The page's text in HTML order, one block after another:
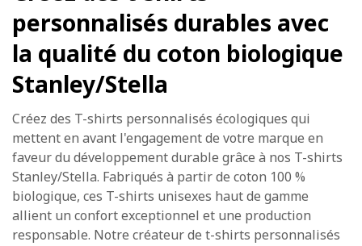
personnalisés durables avec
la qualité du coton biologique
Stanley/Stella
Créez des T-shirts personnalisés écologiques qui
mettent en avant l'engagement de votre marque en
faveur du développement durable grâce à nos T-shirts
Stanley/Stella. Fabriqués à partir de coton 100 %
biologique, ces T-shirts unisexes haut de gamme
allient un confort exceptionnel et une production
responsable. Notre créateur de t-shirts personnalisés